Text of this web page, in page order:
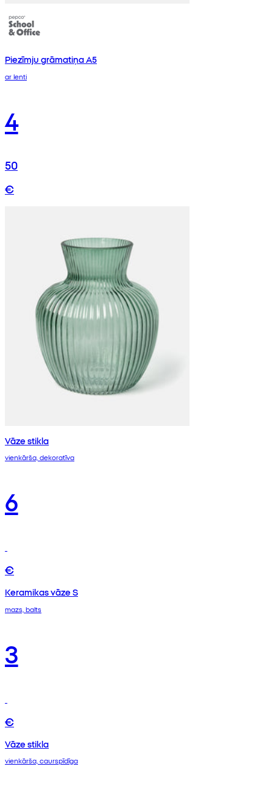
Piezīmju grāmatiņa A5
ar lenti
4
50
€
Vāze stikla
vienkārša, dekoratīva
6
€
Keramikas vāze S
mazs, balts
3
€
Vāze stikla
vienkārša, caurspīdīga